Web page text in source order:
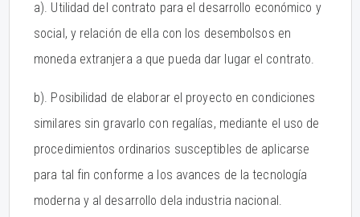
a). Utilidad del contrato para el desarrollo económico y
social, y relación de ella con los desembolsos en
moneda extranjera a que pueda dar lugar el contrato.
b). Posibilidad de elaborar el proyecto en condiciones
similares sin gravarlo con regalías, mediante el uso de
procedimientos ordinarios susceptibles de aplicarse
para tal fin conforme a los avances de la tecnología
moderna y al desarrollo dela industria nacional.